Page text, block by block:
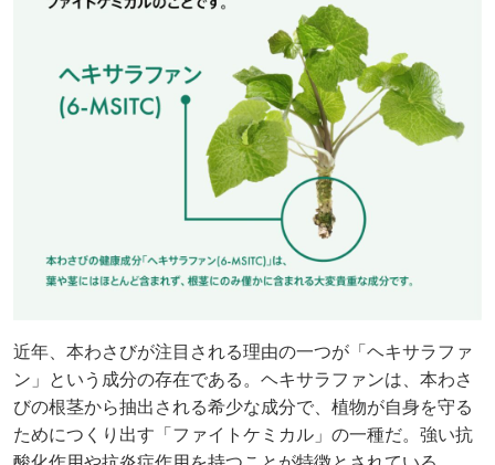
近年、本わさびが注目される理由の一つが「ヘキサラファ
ン」という成分の存在である。ヘキサラファンは、本わさ
びの根茎から抽出される希少な成分で、植物が自身を守る
ためにつくり出す「ファイトケミカル」の一種だ。強い抗